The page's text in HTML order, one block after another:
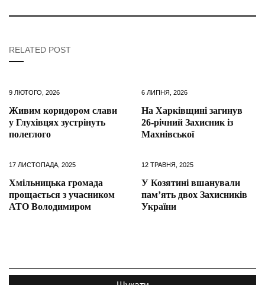
RELATED POST
9 ЛЮТОГО, 2026
Живим коридором слави
у Глухівцях зустрінуть
полеглого
6 ЛИПНЯ, 2026
На Харківщині загинув
26-річний Захисник із
Махнівської
17 ЛИСТОПАДА, 2025
Хмільницька громада
прощається з учасником
АТО Володимиром
12 ТРАВНЯ, 2025
У Козятині вшанували
памʼять двох Захисників
України